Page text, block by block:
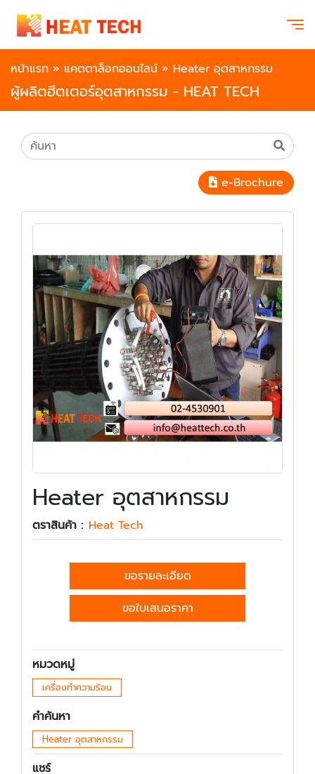
หน้าแรก » แคตตาล็อกออนไลน์ » Heater อุตสาหกรรม
ผู้ผลิตฮีตเตอร์อุตสาหกรรม - HEAT TECH
e-Brochure
Heater อุตสาหกรรม
ตราสินค้า : Heat Tech
ขอรายละเอียด
ขอใบเสนอราคา
หมวดหมู่
เครื่องทำความร้อน
คำค้นหา
Heater อุตสาหกรรม
แชร์